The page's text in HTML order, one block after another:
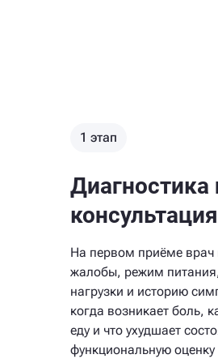
1 этап
Диагностика
консультация
На первом приёме врач
жалобы, режим питания,
нагрузки и историю
когда возникает боль,
еду и что ухудшает
функциональную